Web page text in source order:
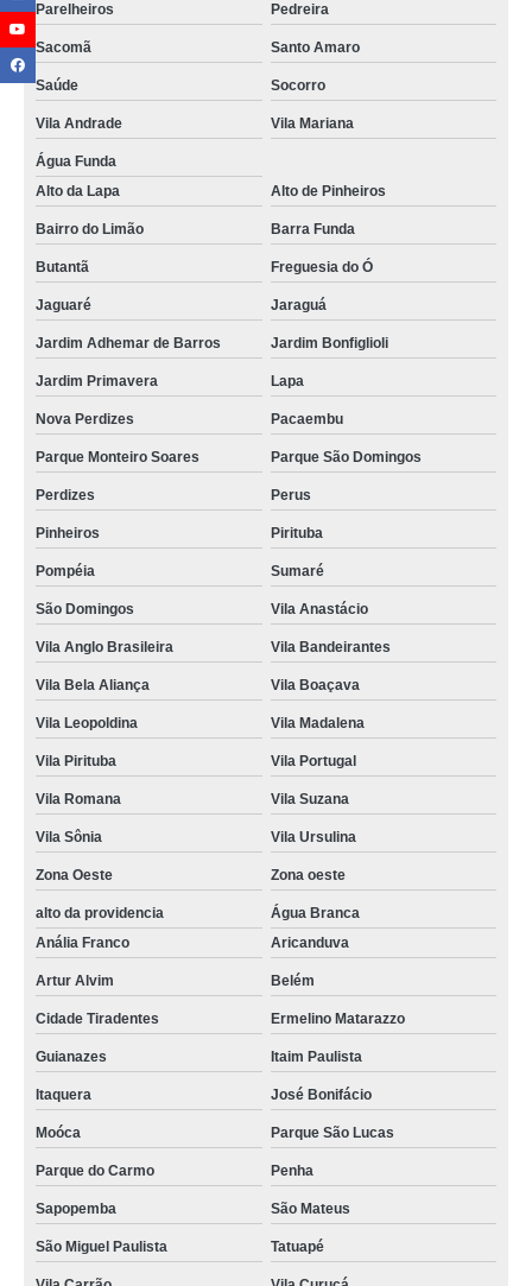
Parelheiros Pedreira
Sacomã Santo Amaro
Saúde Socorro
Vila Andrade Vila Mariana
Água Funda
Alto da Lapa
Alto de Pinheiros
Bairro do Limão Barra Funda
Butantã Freguesia do Ó
Jaguaré Jaraguá
Jardim Adhemar de Barros Jardim Bonfiglioli
Jardim Primavera Lapa
Nova Perdizes Pacaembu
Parque Monteiro Soares Parque São Domingos
Perdizes Perus
Pinheiros Pirituba
Pompéia Sumaré
São Domingos Vila Anastácio
Vila Anglo Brasileira Vila Bandeirantes
Vila Bela Aliança Vila Boaçava
Vila Leopoldina Vila Madalena
Vila Pirituba Vila Portugal
Vila Romana Vila Suzana
Vila Sônia Vila Ursulina
Zona Oeste Zona oeste
alto da providencia
Água Branca
Anália Franco
Aricanduva
Artur Alvim Belém
Cidade Tiradentes Ermelino Matarazzo
Guianazes Itaim Paulista
Itaquera José Bonifácio
Moóca Parque São Lucas
Parque do Carmo Penha
Sapopemba São Mateus
São Miguel Paulista Tatuapé